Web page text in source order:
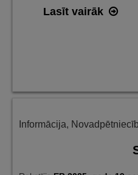
Lasīt vairāk
–
Informācija,